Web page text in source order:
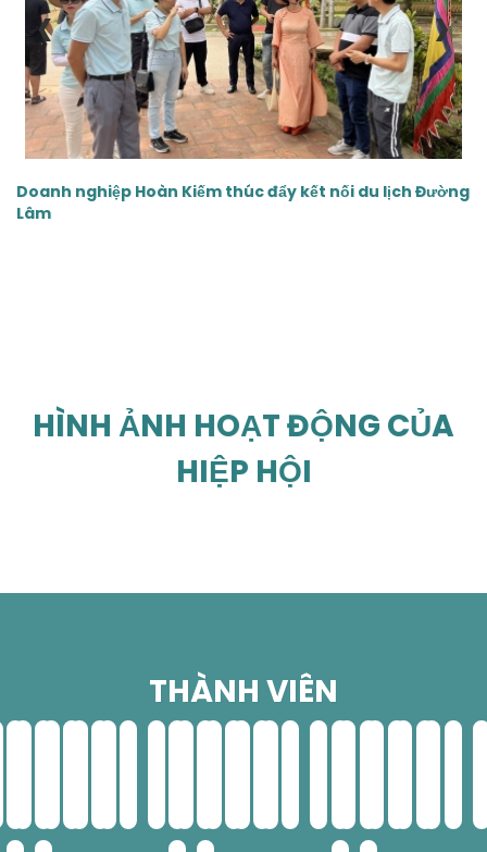
Doanh nghiệp Hoàn Kiếm thúc đẩy kết nối du lịch Đường
Lâm
‹ ›
HÌNH ẢNH HOẠT ĐỘNG CỦA
HIỆP HỘI
THÀNH VIÊN